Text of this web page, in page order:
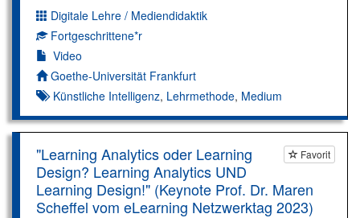
Dimension:
Digitale Lehre / Mediendidaktik
Kompetenzniveau:
Fortgeschrittene*r
Video
Autor*in:
Goethe-Universität Frankfurt
Künstliche Intelligenz, Lehrmethode, Medium
Favorit
"Learning Analytics oder Learning
Design? Learning Analytics UND
Learning Design!" (Keynote Prof. Dr. Maren
Scheffel vom eLearning Netzwerktag 2023)